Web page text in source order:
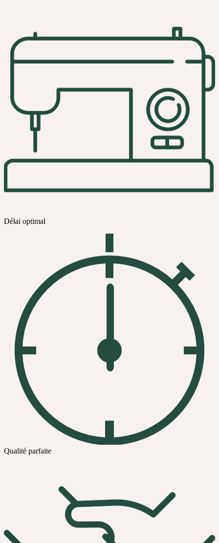
Délai optimal
Qualité parfaite